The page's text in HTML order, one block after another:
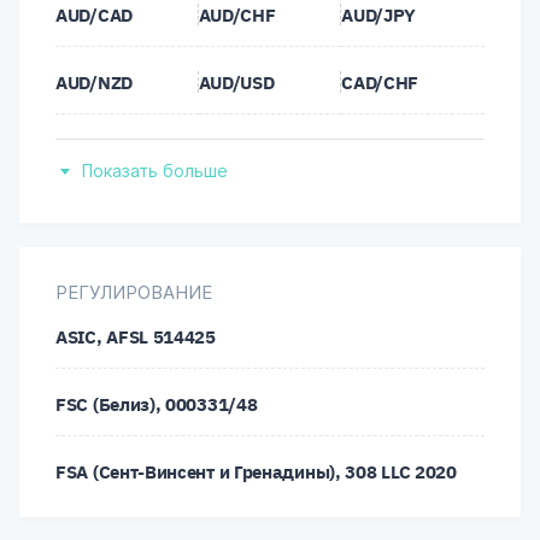
AUD/CAD AUD/CHF AUD/JPY
AUD/NZD AUD/USD CAD/CHF
EUR/GBP EUR/HUF
EUR/NOK
EUR/SEK EUR/TRY
GBP/AUD GBP/CAD
Показать больше
РЕГУЛИРОВАНИЕ
ASIC, AFSL 514425
FSC (Белиз), 000331/48
FSA (Сент-Винсент и Гренадины), 308 LLC 2020